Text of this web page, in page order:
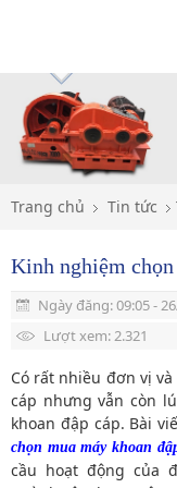
TRANG CHỦ
GIỚI THIỆU
SẢN PHẨM NỔI
Máy khoan địa chất
Máy khoan
May Khoan XY-
Máy khoan XY-
Máy khoan đập cáp
Búa khoan
Tháp khoan
Máy nén khí
Vật tư khoan, phụ
TIN TỨC
LIÊN HỆ
Trang chủ Tin tức
Kinh nghiệm
Ngày đăng: 09:05 -
Lượt xem: 2.321
Có rất nhiều đơn vị
cáp nhưng vẫn còn
khoan đập cáp. Bài
chọn mua máy khoan
cầu hoạt động của